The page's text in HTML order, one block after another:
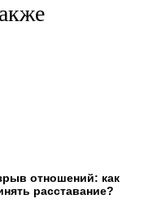
отношений: как
расставание?